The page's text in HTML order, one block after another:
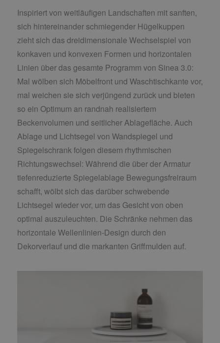
Inspiriert von weitläufigen Landschaften mit sanften,
sich hintereinander schmiegender Hügelkuppen
zieht sich das dreidimensionale Wechselspiel von
konkaven und konvexen Formen und horizontalen
Linien über das gesamte Programm von Sinea 3.0:
Mal wölben sich Möbelfront und Waschtischkante vor,
mal weichen sie sich verjüngend zurück und bieten
so ein Optimum an randnah realisiertem
Beckenvolumen und seitlicher Ablagefläche. Auch
Ablage und Lichtsegel von Wandspiegel und
Spiegelschrank folgen diesem rhythmischen
Richtungswechsel: Während die über der Armatur
tiefenreduzierte Spiegelablage Bewegungsfreiraum
schafft, wölbt sich das darüber schwebende
Lichtsegel wieder vor, um das Gesicht von oben
optimal auszuleuchten. Die Schränke nehmen das
horizontale Wellenlinien-Design durch den
Dekorverlauf und die markanten Griffmulden auf.